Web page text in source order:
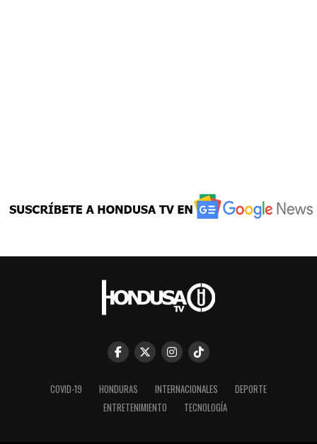
COVID-19 HONDURAS INTERNACIONALES
DEPORTE
ENTRETENIMIENTO
TECNOLOGÍA